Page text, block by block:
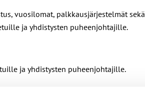
vuosilomat, palkkausjärjestelmät
ja yhdistysten puheenjohtajille.
ja yhdistysten puheenjohtajille.